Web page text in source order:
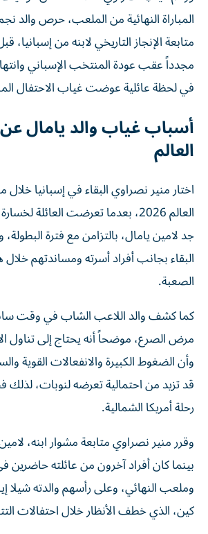
المباراة النهائية من الملعب، حرص والد
متابعة الإنجاز التاريخي لابنه من إسبانيا،
مجدداً عقب عودة المنتخب الإسباني
في لحظة عائلية عوضت غياب الاحتفال
أسباب غياب والد يامال
العالم
اختار منير نصراوي البقاء في إسبانيا
العالم 2026، بعدما تعرضت العائلة
جد لامين يامال، بالتزامن مع فترة
البقاء بجانب أفراد أسرته ومساندتهم خلال
الصعبة.
كما كشف والد اللاعب الشاب في وقت
مرض الصرع، موضحاً أنه يحتاج إلى تناول
وأن الضغوط الكبيرة والانفعالات القوية
قد تزيد من احتمالية تعرضه لنوبات،
رحلة أمريكا الشمالية.
وقرر منير نصراوي متابعة مشوار ابنه،
بينما كان أفراد آخرون من عائلته حاضرين
وملعب النهائي، وعلى رأسهم والدته شيلا
كين، الذي خطف الأنظار خلال احتفالات